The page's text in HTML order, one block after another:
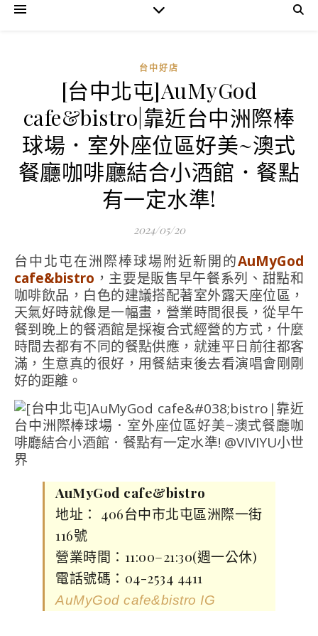
台中好店
[台中北屯]AuMyGod
cafe&bistro|靠近台中洲際棒
球場．室外座位區好美~澳式
餐廳咖啡廳結合小酒館．餐點
有一定水準!
2024/05/20
台中北屯在洲際棒球場附近新開的AuMyGod
cafe&bistro ，主要是販售早午餐系列、甜點和
咖啡飲品，白色的建議搭配著室外露天座位區，
天氣好時就像是一幅畫，營業時間很長，從早午
餐到晚上的餐酒館是採複合式經營的方式，什麼
時間去都有不同的餐點供應，就連平日前往都客
滿，生意真的很好，用餐結束後去看演唱會剛剛
好的距離。
AuMyGod cafe&bistro
地址： 406台中市北屯區洲際一街
116號
營業時間：11:00–21:30(週一公休)
電話號碼：04-2534 4411
AuMyGod cafe&bistro IG